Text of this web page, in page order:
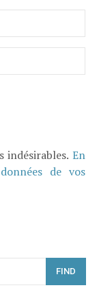
indésirables. En
de vos
FIND